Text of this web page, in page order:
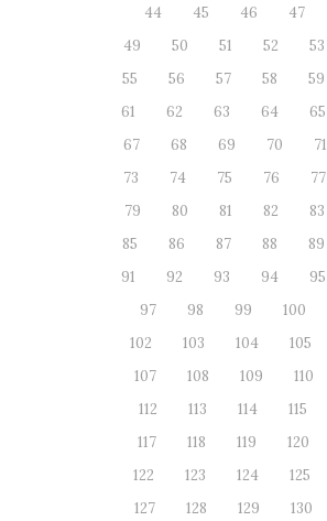
44
45 46 47
49
50 51 52 53
55
56 57 58 59
61
62 63 64 65
67
68 69 70 71
73
74 75 76 77
79
80 81 82 83
85
86 87 88 89
91
92 93 94 95
97
98 99 100
102
103 104 105
107
108 109 110
112
113 114 115
117
118 119 120
122
123 124 125
127
128 129 130